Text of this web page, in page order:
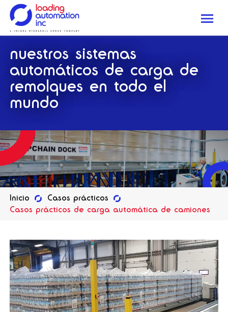
Loading
Automation
Inc
nuestros sistemas
automáticos de carga de
remolques en todo el
mundo
Inicio
Casos prácticos
Casos prácticos de carga automática de camiones